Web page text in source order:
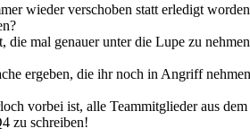
wieder verschoben statt erledigt
mal genauer unter die Lupe zu
ergeben, die ihr noch in Angriff
vorbei ist, alle Teammitglieder aus
zu schreiben!